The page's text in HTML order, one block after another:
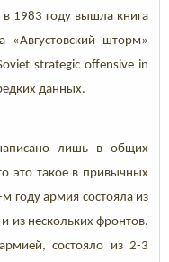
в 1983 году вышла книга
«Августовский шторм»
strategic offensive in
данных.
лишь в общих
это такое в привычных
году армия состояла из
из нескольких фронтов.
состояло из 2-3